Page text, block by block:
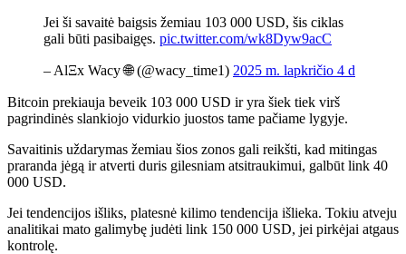
Jei ši savaitė baigsis žemiau 103 000 USD, šis ciklas
gali būti pasibaigęs. pic.twitter.com/wk8Dyw9acC
– AlΞx Wacy 🌐 (@wacy_time1) 2025 m. lapkričio 4 d
Bitcoin prekiauja beveik 103 000 USD ir yra šiek tiek virš
pagrindinės slankiojo vidurkio juostos tame pačiame lygyje.
Savaitinis uždarymas žemiau šios zonos gali reikšti, kad mitingas
praranda jėgą ir atverti duris gilesniam atsitraukimui, galbūt link 40
000 USD.
Jei tendencijos išliks, platesnė kilimo tendencija išlieka. Tokiu atveju
analitikai mato galimybę judėti link 150 000 USD, jei pirkėjai atgaus
kontrolę.